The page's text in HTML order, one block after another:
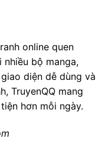
online quen
bộ manga,
diện dễ dùng và
TruyenQQ mang
hơn mỗi ngày.